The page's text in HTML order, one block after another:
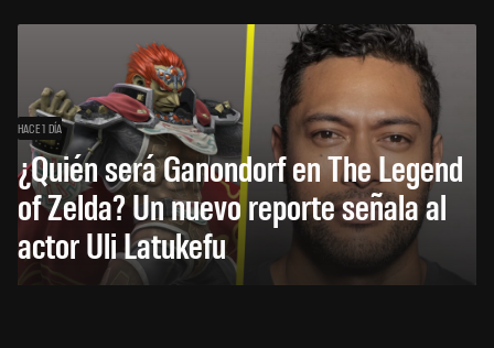
HACE 1 DÍA
¿Quién será Ganondorf en The Legend
of Zelda? Un nuevo reporte señala al
actor Uli Latukefu